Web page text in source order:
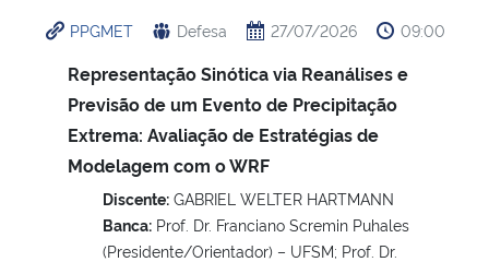
PPGMET Defesa 27/07/2026 09:00
Representação Sinótica via Reanálises e
Previsão de um Evento de Precipitação
Extrema: Avaliação de Estratégias de
Modelagem com o WRF
Discente: GABRIEL WELTER HARTMANN
Banca: Prof. Dr. Franciano Scremin Puhales
(Presidente/Orientador) – UFSM; Prof. Dr.